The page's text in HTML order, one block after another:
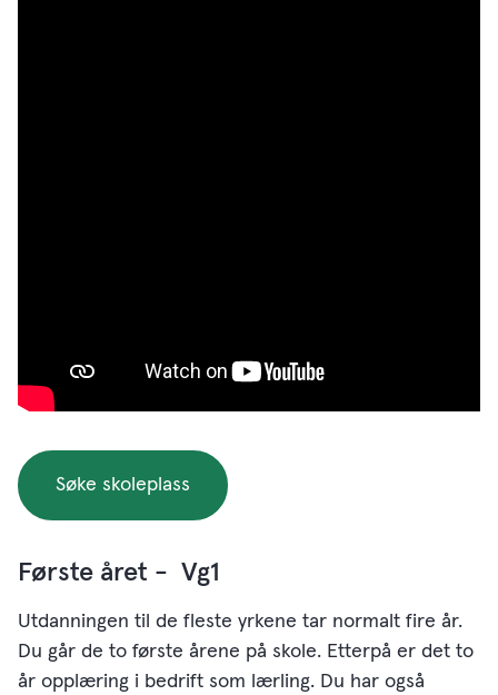
Søke skoleplass
Første året - Vg1
Utdanningen til de fleste yrkene tar normalt fire år.
Du går de to første årene på skole. Etterpå er det to
år opplæring i bedrift som lærling. Du har også